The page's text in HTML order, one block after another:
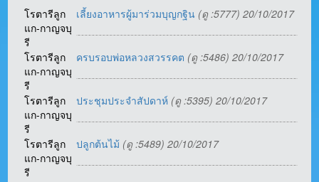
โรตารีลูก
แก-กาญจบุ
รี
เลี้ยงอาหารผู้มาร่วมบุญกฐิน (ดู :5777) 20/10/2017
โรตารีลูก
แก-กาญจบุ
รี
ครบรอบพ่อหลวงสวรรคต (ดู :5486) 20/10/2017
โรตารีลูก
แก-กาญจบุ
รี
ประชุมประจำสัปดาห์ (ดู :5395) 20/10/2017
โรตารีลูก
แก-กาญจบุ
รี
ปลูกต้นไม้ (ดู :5489) 20/10/2017